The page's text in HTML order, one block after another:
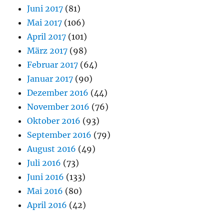
Juni 2017 (81)
Mai 2017 (106)
April 2017 (101)
März 2017 (98)
Februar 2017 (64)
Januar 2017 (90)
Dezember 2016 (44)
November 2016 (76)
Oktober 2016 (93)
September 2016 (79)
August 2016 (49)
Juli 2016 (73)
Juni 2016 (133)
Mai 2016 (80)
April 2016 (42)